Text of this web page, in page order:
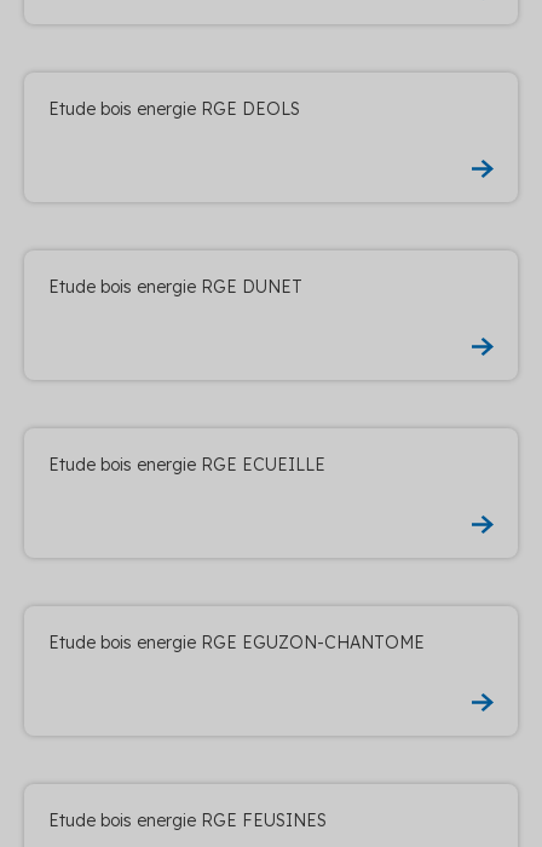
Etude bois energie RGE DEOLS
Etude bois energie RGE DUNET
Etude bois energie RGE ECUEILLE
Etude bois energie RGE EGUZON-CHANTOME
Etude bois energie RGE FEUSINES